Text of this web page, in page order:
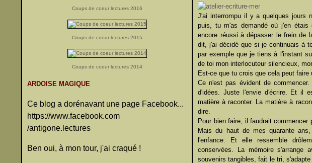
Coups de coeur lectures 2016
Coups de coeur lectures 2015
Coups de coeur lectures 2014
ARDOISE MAGIQUE
Ce blog a dorénavant une page Facebook...
https://www.facebook.com
/antigone.lectures
Ben oui, à mon tour, j'ai craqué !
J'ai interrompu il y a quelques jours
puis, tu m'as demandé où j'en
encore réussi à dépasser le frein de
dit, j'ai décidé que si je continuais à
par exemple que je tiens à l'instant
de toi mon interlocuteur silencieux,
Est-ce que tu crois que cela peut faire
Ce n'est pas évident de
d'idées. Juste l'envie d'écrire. Et il
matière à raconter. La matière à
dire.
Pour bien faire, il faudrait
Mais du haut de mes quarante
l'enfance. Et elle ressemble
conservées. La mémoire s'arrange
souvenirs tangibles, fait le tri,